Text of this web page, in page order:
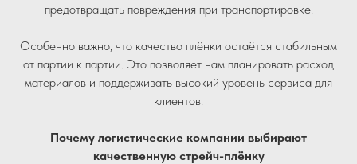
предотвращать повреждения при транспортировке.
Особенно важно, что качество плёнки остаётся стабильным
от партии к партии. Это позволяет нам планировать расход
материалов и поддерживать высокий уровень сервиса для
клиентов.
Почему логистические компании выбирают
качественную стрейч-плёнку